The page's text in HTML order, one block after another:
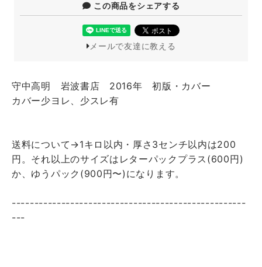
この商品をシェアする
メールで友達に教える
守中高明 岩波書店 2016年 初版・カバー
カバー少ヨレ、少スレ有
送料について→1キロ以内・厚さ3センチ以内は200
円。それ以上のサイズはレターパックプラス(600円)
か、ゆうパック(900円〜)になります。
----------------------------------------------------
---